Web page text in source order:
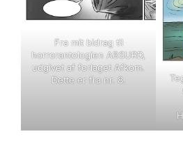
Fra mit bidrag til
horrorantologien ABSURD,
udgivet af forlaget Afkom.
Dette er fra nr. 8.